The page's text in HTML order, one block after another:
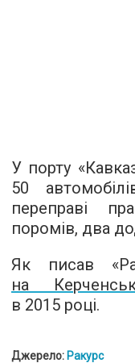
У порту
50
переправі
поромів, два
Як писав
на
в 2015 році.
Джерело: Ракурс